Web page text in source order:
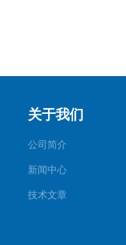
关于我们
公司简介
新闻中心
技术文章